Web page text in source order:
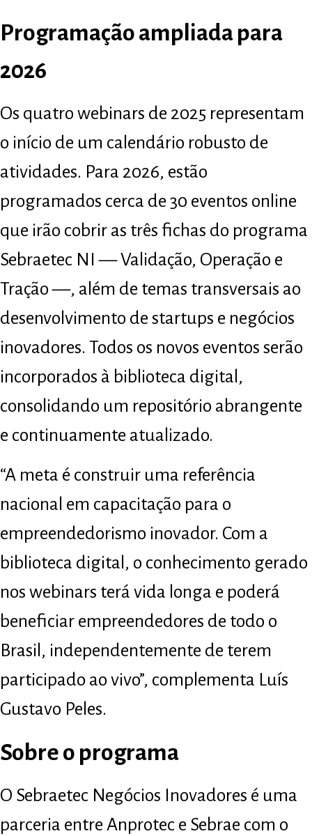
Programação ampliada para
2026
Os quatro webinars de 2025 representam
o início de um calendário robusto de
atividades. Para 2026, estão
programados cerca de 30 eventos online
que irão cobrir as três fichas do programa
Sebraetec NI — Validação, Operação e
Tração —, além de temas transversais ao
desenvolvimento de startups e negócios
inovadores. Todos os novos eventos serão
incorporados à biblioteca digital,
consolidando um repositório abrangente
e continuamente atualizado.
“A meta é construir uma referência
nacional em capacitação para o
empreendedorismo inovador. Com a
biblioteca digital, o conhecimento gerado
nos webinars terá vida longa e poderá
beneficiar empreendedores de todo o
Brasil, independentemente de terem
participado ao vivo”, complementa Luís
Gustavo Peles.
Sobre o programa
O Sebraetec Negócios Inovadores é uma
parceria entre Anprotec e Sebrae com o